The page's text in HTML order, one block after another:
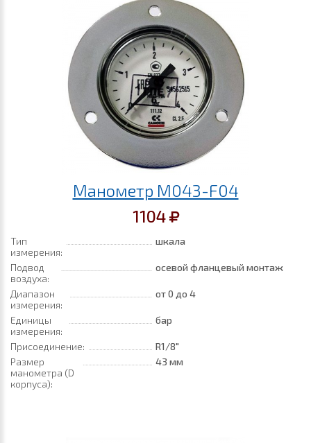
Манометр M043-F04
1104
Тип
измерения:
шкала
Подвод
воздуха:
осевой фланцевый монтаж
Диапазон
измерения:
от 0 до 4
Единицы
измерения:
бар
Присоединение:
R1/8"
Размер
манометра (D
корпуса):
43 мм